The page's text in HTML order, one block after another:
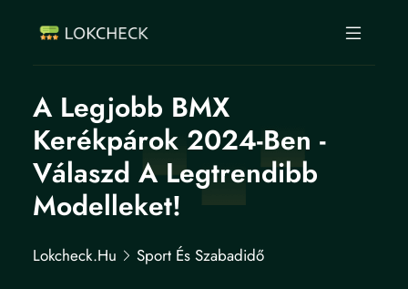
A Legjobb BMX
Kerékpárok 2024-Ben -
Válaszd A Legtrendibb
Modelleket!
Lokcheck.hu Sport És Szabadidő